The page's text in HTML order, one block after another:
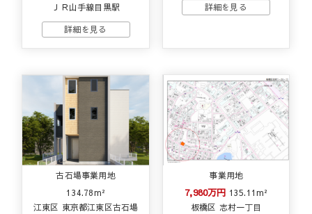
ＪＲ山手線目黒駅
古石場事業用地
134.78m²
江東区 東京都江東区古石場
事業用地
7,980万円 135.11m²
板橋区 志村一丁目